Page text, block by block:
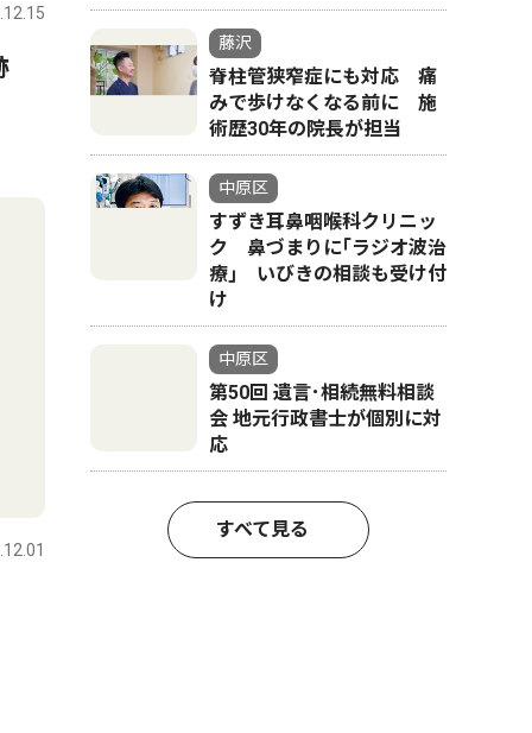
藤沢
脊柱管狭窄症にも対応 痛
みで歩けなくなる前に 施
術歴30年の院長が担当
中原区
すずき耳鼻咽喉科クリニッ
ク 鼻づまりに｢ラジオ波治
療｣ いびきの相談も受け付
け
中原区
第50回 遺言･相続無料相談
会 地元行政書士が個別に対
応
すべて見る